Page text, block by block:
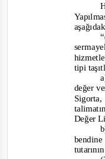
tipi
değer
Değer